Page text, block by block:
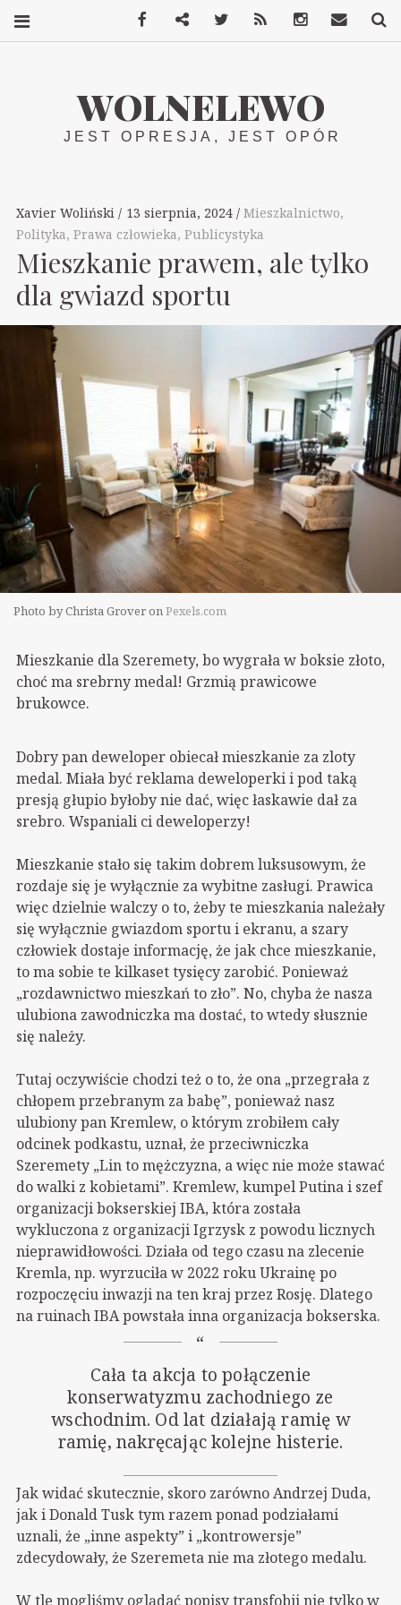
WOLNELEWO
JEST OPRESJA, JEST OPÓR
Xavier Woliński 13 sierpnia, 2024 Mieszkalnictwo,
Polityka, Prawa człowieka, Publicystyka
Mieszkanie prawem, ale tylko
dla gwiazd sportu
Photo by Christa Grover onPexels.com
Mieszkanie dla Szeremety, bo wygrała w boksie złoto,
choć ma srebrny medal! Grzmią prawicowe
brukowce.
Dobry pan deweloper obiecał mieszkanie za zloty
medal. Miała być reklama deweloperki i pod taką
presją głupio byłoby nie dać, więc łaskawie dał za
srebro. Wspaniali ci deweloperzy!
Mieszkanie stało się takim dobrem luksusowym, że
rozdaje się je wyłącznie za wybitne zasługi. Prawica
więc dzielnie walczy o to, żeby te mieszkania należały
się wyłącznie gwiazdom sportu i ekranu, a szary
człowiek dostaje informację, że jak chce mieszkanie,
to ma sobie te kilkaset tysięcy zarobić. Ponieważ
„rozdawnictwo mieszkań to zło”. No, chyba że nasza
ulubiona zawodniczka ma dostać, to wtedy słusznie
się należy.
Tutaj oczywiście chodzi też o to, że ona „przegrała z
chłopem przebranym za babę”, ponieważ nasz
ulubiony pan Kremlew, o którym zrobiłem cały
odcinek podkastu, uznał, że przeciwniczka
Szeremety „Lin to mężczyzna, a więc nie może stawać
do walki z kobietami”. Kremlew, kumpel Putina i szef
organizacji bokserskiej IBA, która została
wykluczona z organizacji Igrzysk z powodu licznych
nieprawidłowości. Działa od tego czasu na zlecenie
Kremla, np. wyrzuciła w 2022 roku Ukrainę po
rozpoczęciu inwazji na ten kraj przez Rosję. Dlatego
na ruinach IBA powstała inna organizacja bokserska.
Cała ta akcja to połączenie
konserwatyzmu zachodniego ze
wschodnim. Od lat działają ramię w
ramię, nakręcając kolejne histerie.
Jak widać skutecznie, skoro zarówno Andrzej Duda,
jak i Donald Tusk tym razem ponad podziałami
uznali, że „inne aspekty” i „kontrowersje”
zdecydowały, że Szeremeta nie ma złotego medalu.
W tle mogliśmy oglądać popisy transfobii nie tylko w
FacebookMastodonTwitter InstagramKontakt